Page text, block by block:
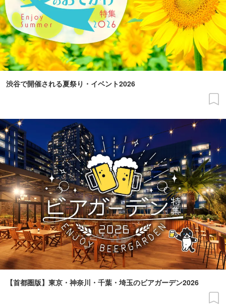
渋谷で開催される夏祭り・イベント2026
【首都圏版】東京・神奈川・千葉・埼玉のビアガーデン2026